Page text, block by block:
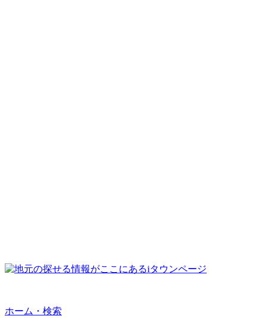
ホーム・検索